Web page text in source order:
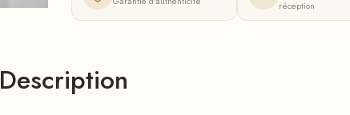
réception
Description